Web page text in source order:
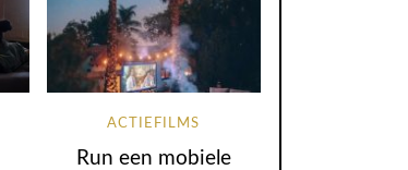
ACTIEFILMS
Run een mobiele